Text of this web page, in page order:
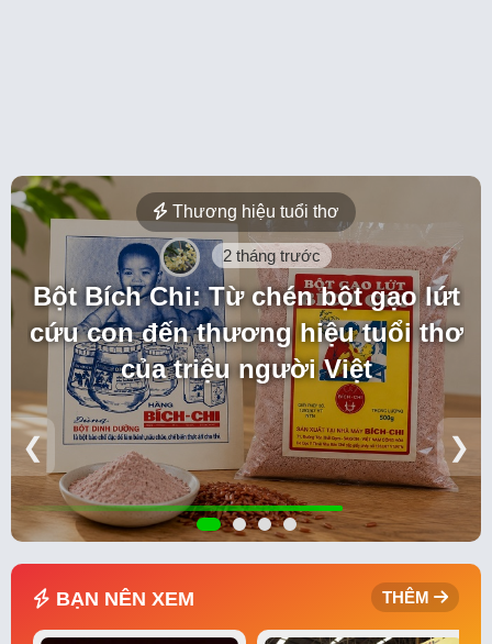
Thương hiệu tuổi thơ
2 tháng trước
Bột Bích Chi: Từ chén bột gạo lứt
cứu con đến thương hiệu tuổi thơ
của triệu người Việt
❮ ❯
BẠN NÊN XEM THÊM